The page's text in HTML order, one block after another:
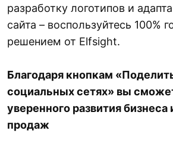
разработку логотипов и
сайта – воспользуйтесь 100%
решением от Elfsight.
Благодаря кнопкам
социальных сетях» вы
уверенного развития бизнеса
продаж